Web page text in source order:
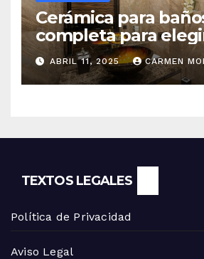
Cerámica para
completa para
opción
ABRIL 11, 2025 CARMEN
TEXTOS LEGALES
Política de Privacidad
Aviso Legal